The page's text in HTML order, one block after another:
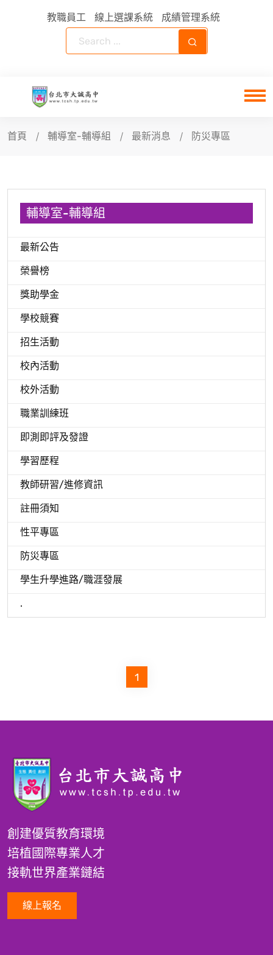
教職員工 線上選課系統 成績管理系統
首頁 輔導室-輔導組 最新消息 防災專區
輔導室-輔導組
最新公告
榮譽榜
獎助學金
學校競賽
招生活動
校內活動
校外活動
職業訓練班
即測即評及發證
學習歷程
教師研習/進修資訊
註冊須知
性平專區
防災專區
學生升學進路/職涯發展
.
1
創建優質教育環境
培植國際專業人才
接軌世界產業鏈結
線上報名